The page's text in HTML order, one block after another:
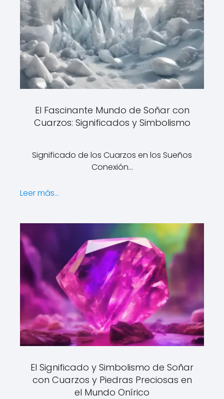
El Fascinante Mundo de Soñar con
Cuarzos: Significados y Simbolismo
Significado de los Cuarzos en los Sueños
Conexión…
Leer más...
El Significado y Simbolismo de Soñar
con Cuarzos y Piedras Preciosas en
el Mundo Onírico